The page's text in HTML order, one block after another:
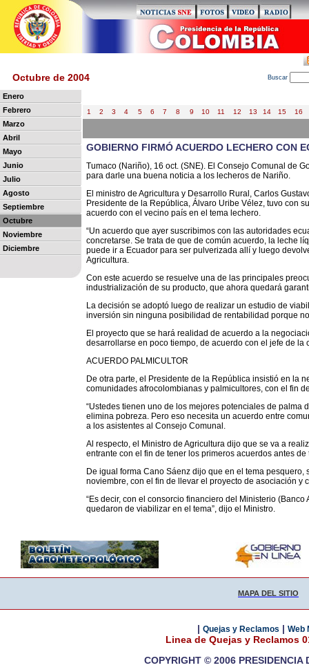
Octubre de 2004 Buscar
Enero
Febrero
Marzo
Abril
Mayo
Junio
Julio
Agosto
Septiembre
Octubre
Noviembre
Diciembre
1 2 3 4 5 6 7 8 9 10 11 12 13 14 15 16
GOBIERNO FIRMÓ ACUERDO LECHERO CON
Tumaco (Nariño), 16 oct. (SNE). El Consejo Comunal de
para darle una buena noticia a los lecheros de Nariño.
El ministro de Agricultura y Desarrollo Rural, Carlos
Presidente de la República, Álvaro Uribe Vélez, tuvo con
acuerdo con el vecino país en el tema lechero.
“Un acuerdo que ayer suscribimos con las autoridades
concretarse. Se trata de que de común acuerdo, la leche
puede ir a Ecuador para ser pulverizada allí y luego
Agricultura.
Con este acuerdo se resuelve una de las principales
industrialización de su producto, que ahora quedará
La decisión se adoptó luego de realizar un estudio de
inversión sin ninguna posibilidad de rentabilidad porque
El proyecto que se hará realidad de acuerdo a la
desarrollarse en poco tiempo, de acuerdo con el jefe de la
ACUERDO PALMICULTOR
De otra parte, el Presidente de la República insistió en la
comunidades afrocolombianas y palmicultores, con el fin
“Ustedes tienen uno de los mejores potenciales de
elimina pobreza. Pero eso necesita un acuerdo entre
a los asistentes al Consejo Comunal.
Al respecto, el Ministro de Agricultura dijo que se va a
entrante con el fin de tener los primeros acuerdos antes de
De igual forma Cano Sáenz dijo que en el tema
noviembre, con el fin de llevar el proyecto de asociación y
“Es decir, con el consorcio financiero del Ministerio
quedaron de viabilizar en el tema”, dijo el Ministro.
MAPA DEL SITIO
| Quejas y Reclamos | Web
Linea de Quejas y Reclamos
COPYRIGHT © 2006 PRESIDENCIA